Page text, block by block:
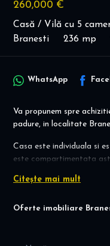
260,000 €
Casă / Vilă cu 5
Branesti
236 mp
Oferte imobiliare
WhatsApp
Va propunem spre
padure, in localitate
Casa este individuala si
este compartimentata
dinning, bucatarie
Citește mai mult